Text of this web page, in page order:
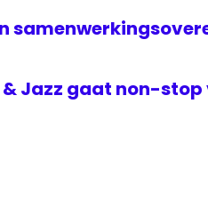
& Jazz gaat non-